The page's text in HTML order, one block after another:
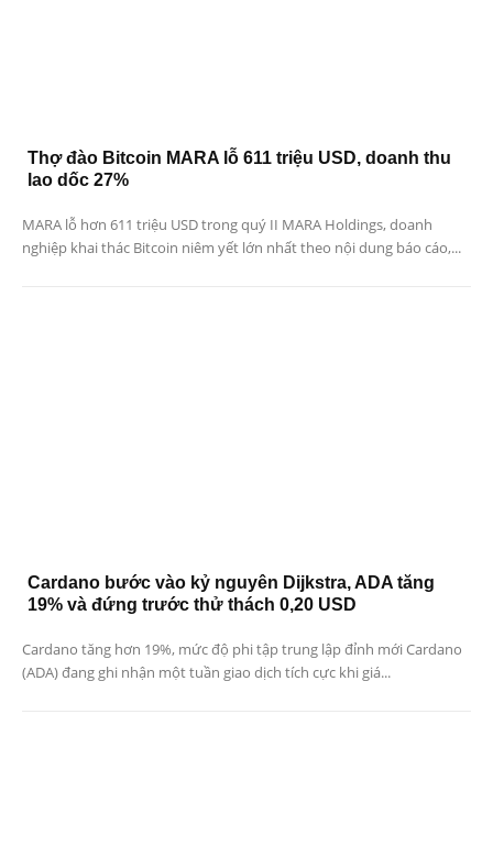
Thợ đào Bitcoin MARA lỗ 611 triệu USD, doanh thu
lao dốc 27%
MARA lỗ hơn 611 triệu USD trong quý II MARA Holdings, doanh
nghiệp khai thác Bitcoin niêm yết lớn nhất theo nội dung báo cáo,...
Cardano bước vào kỷ nguyên Dijkstra, ADA tăng
19% và đứng trước thử thách 0,20 USD
Cardano tăng hơn 19%, mức độ phi tập trung lập đỉnh mới Cardano
(ADA) đang ghi nhận một tuần giao dịch tích cực khi giá...